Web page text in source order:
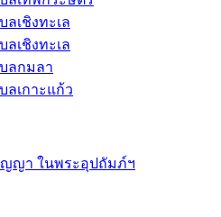
เชิงทะเล
เชิงทะเล
ลกมลา
ลเกาะแก้ว
ญญา ในพระอุปถัมภ์ฯ